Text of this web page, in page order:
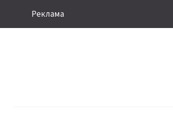
Реклама